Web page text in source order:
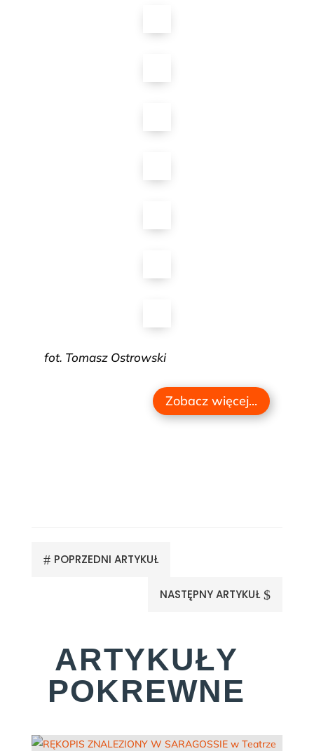
fot. Tomasz Ostrowski
Zobacz więcej...
# POPRZEDNI ARTYKUŁ
NASTĘPNY ARTYKUŁ $
ARTYKUŁY
POKREWNE